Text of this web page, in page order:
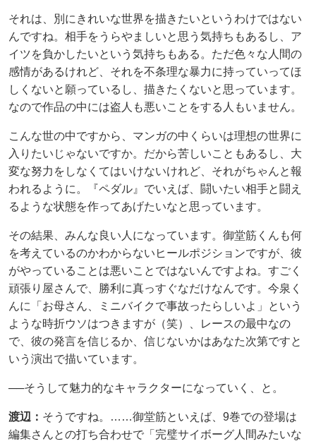
それは、別にきれいな世界を描きたいというわけではない
んですね。相手をうらやましいと思う気持ちもあるし、ア
イツを負かしたいという気持ちもある。ただ色々な人間の
感情があるけれど、それを不条理な暴力に持っていってほ
しくないと願っているし、描きたくないと思っています。
なので作品の中には盗人も悪いことをする人もいません。
こんな世の中ですから、マンガの中くらいは理想の世界に
入りたいじゃないですか。だから苦しいこともあるし、大
変な努力をしなくてはいけないけれど、それがちゃんと報
われるように。『ペダル』でいえば、闘いたい相手と闘え
るような状態を作ってあげたいなと思っています。
その結果、みんな良い人になっています。御堂筋くんも何
を考えているのかわからないヒールポジションですが、彼
がやっていることは悪いことではないんですよね。すごく
頑張り屋さんで、勝利に真っすぐなだけなんです。今泉く
んに「お母さん、ミニバイクで事故ったらしいよ」という
ような時折ウソはつきますが（笑）、レースの最中なの
で、彼の発言を信じるか、信じないかはあなた次第ですと
いう演出で描いています。
──そうして魅力的なキャラクターになっていく、と。
渡辺： そうですね。……御堂筋といえば、9巻での登場は
編集さんとの打ち合わせで「完璧サイボーグ人間みたいな